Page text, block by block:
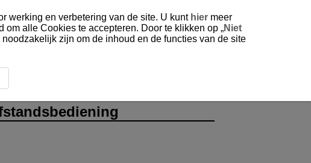
werking en verbetering van de site. U kunt hier meer
om alle Cookies te accepteren. Door te klikken op „Niet
zijn om de inhoud en de functies van de site